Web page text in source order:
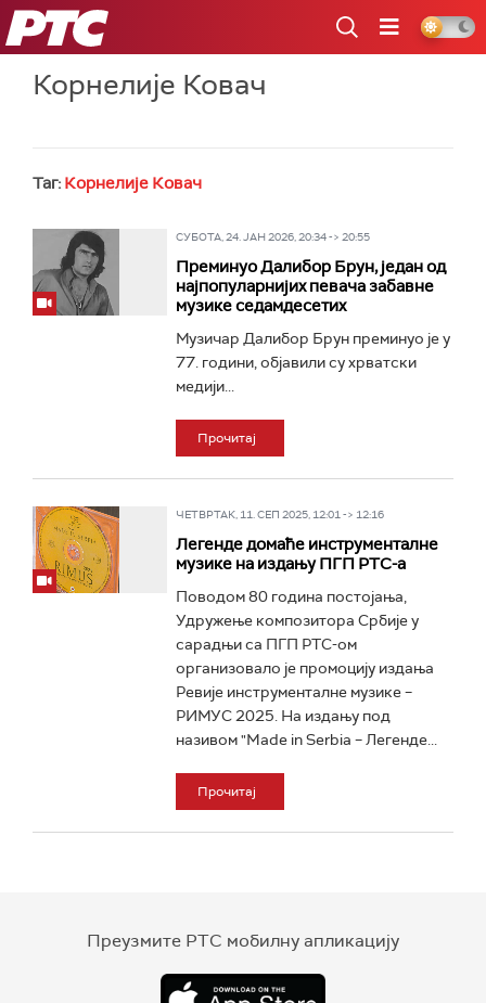
РТС
Корнелије Ковач
Таг: Корнелије Ковач
СУБОТА, 24. ЈАН 2026, 20:34 -> 20:55
Преминуо Далибор Брун, један од
најпопуларнијих певача забавне
музике седамдесетих
Музичар Далибор Брун преминуо је у
77. години, објавили су хрватски
медији...
Прочитај
ЧЕТВРТАК, 11. СЕП 2025, 12:01 -> 12:16
Легенде домаће инструменталне
музике на издању ПГП РТС-а
Поводом 80 година постојања,
Удружење композитора Србије у
сарадњи са ПГП РТС-ом
организовало је промоцију издања
Ревије инструменталне музике –
РИМУС 2025. На издању под
називом "Made in Serbia – Легенде...
Прочитај
Преузмите РТС мобилну апликацију